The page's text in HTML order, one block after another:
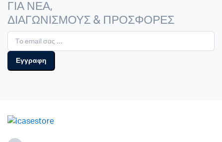
ΓΙΑ ΝΕΑ,
ΔΙΑΓΩΝΙΣΜΟΥΣ & ΠΡΟΣΦΟΡΕΣ